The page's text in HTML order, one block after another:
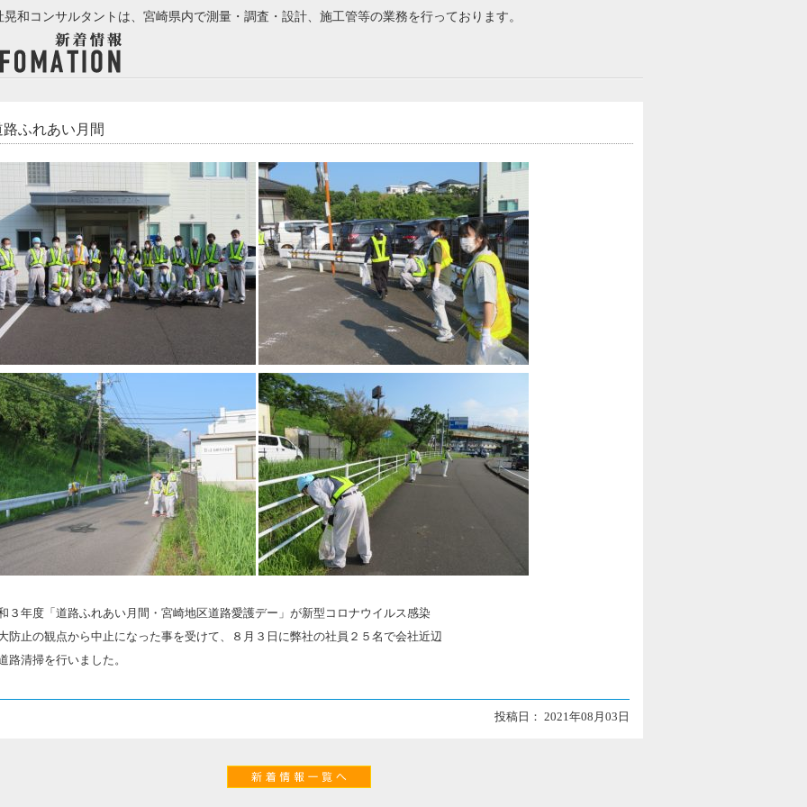
晃和コンサルタントは、宮崎県内で測量・調査・設計、施工管等の業務を行っております。
路ふれあい月間
３年度「道路ふれあい月間・宮崎地区道路愛護デー」が新型コロナウイルス感染
防止の観点から中止になった事を受けて、８月３日に弊社の社員２５名で会社近辺
路清掃を行いました。
投稿日： 2021年08月03日